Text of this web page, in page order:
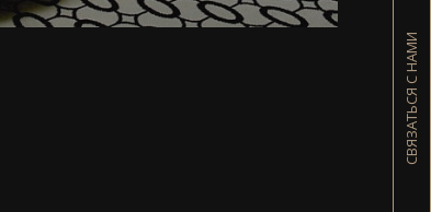
СВЯЗАТЬСЯ С НАМИ